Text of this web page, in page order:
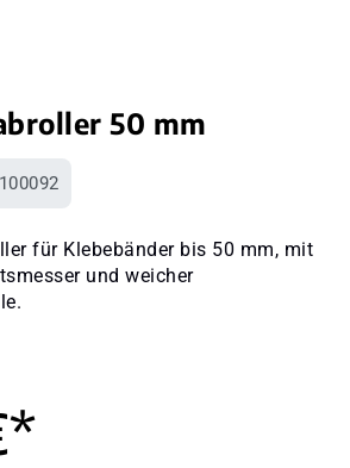
50 mm
100092
für Klebebänder bis 50 mm, mit
und weicher